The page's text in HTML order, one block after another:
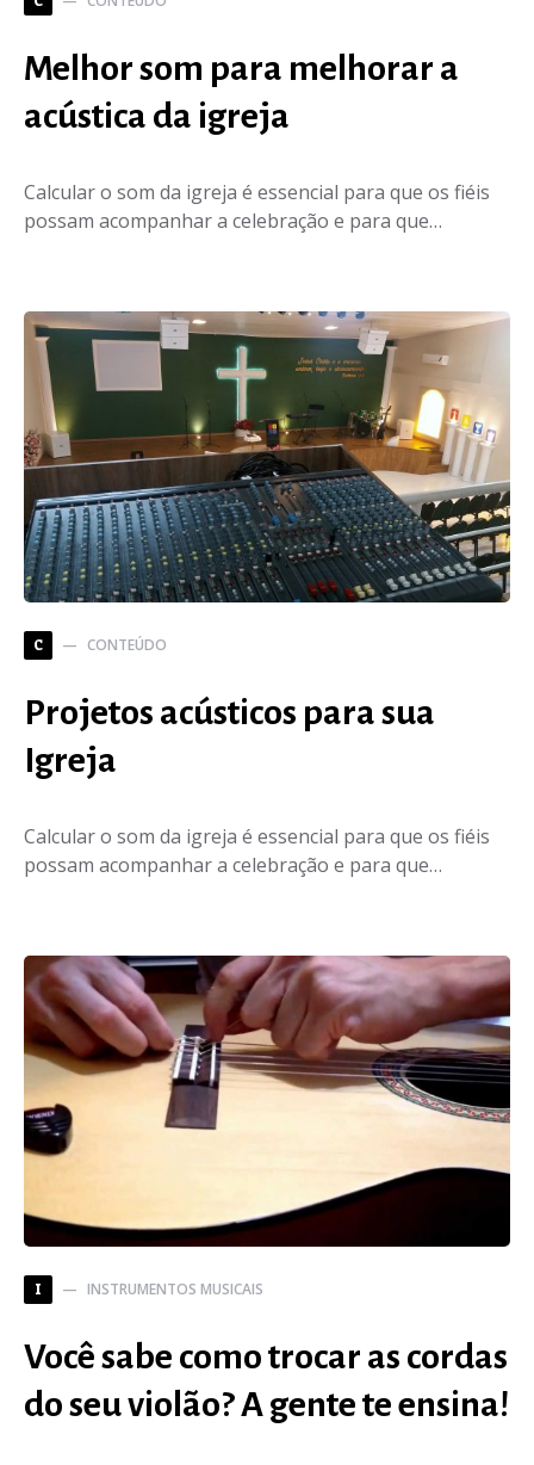
Melhor som para melhorar a
acústica da igreja
Calcular o som da igreja é essencial para que os fiéis
possam acompanhar a celebração e para que…
C CONTEÚDO
Projetos acústicos para sua
Igreja
Calcular o som da igreja é essencial para que os fiéis
possam acompanhar a celebração e para que…
I INSTRUMENTOS MUSICAIS
Você sabe como trocar as cordas
do seu violão? A gente te ensina!